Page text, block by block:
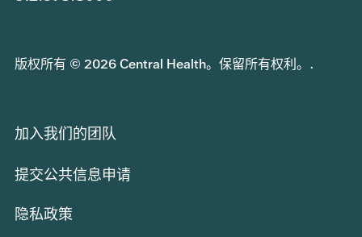
版权所有 © 2026 Central Health。保留所有权利。.
加入我们的团队
提交公共信息申请
隐私政策